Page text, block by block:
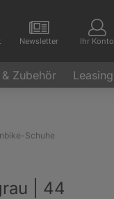
Newsletter Ihr Konto
Zubehör Leasing
Schuhe
| 44